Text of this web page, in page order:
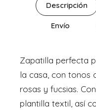
Descripción
Envío
Zapatilla perfecta
la casa, con tonos
rosas y fucsias.
plantilla textil, así